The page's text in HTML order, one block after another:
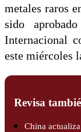
metales raros
sido
Internacional
este miércoles
Revisa
China